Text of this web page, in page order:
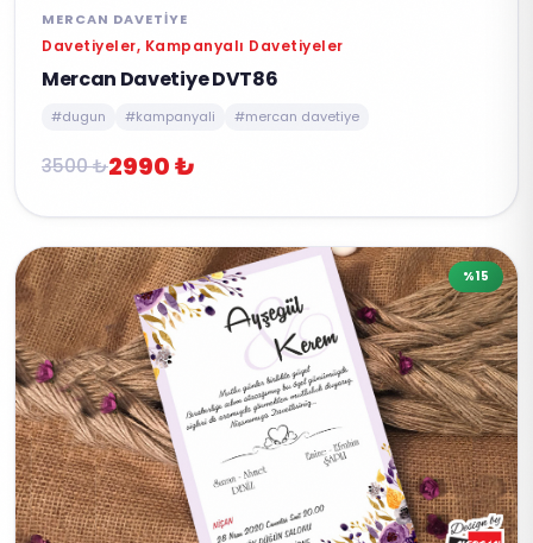
MERCAN DAVETIYE
Davetiyeler, Kampanyalı Davetiyeler
Mercan Davetiye DVT86
#dugun #kampanyali #mercan davetiye
3500 ₺2990 ₺
%15